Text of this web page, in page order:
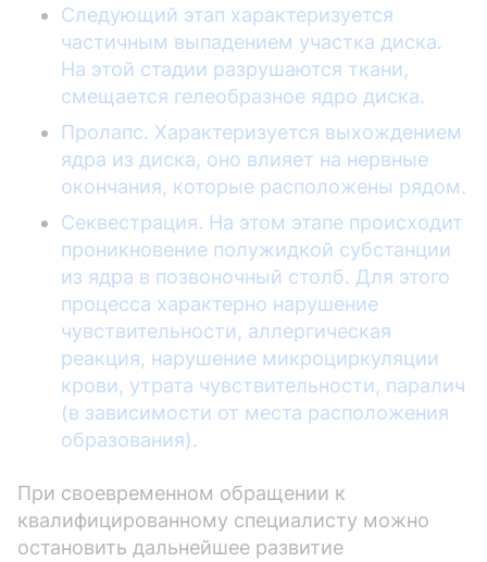
Следующий этап характеризуется
частичным выпадением участка диска.
На этой стадии разрушаются ткани,
смещается гелеобразное ядро диска.
Пролапс. Характеризуется выхождением
ядра из диска, оно влияет на нервные
окончания, которые расположены рядом.
Секвестрация. На этом этапе происходит
проникновение полужидкой субстанции
из ядра в позвоночный столб. Для этого
процесса характерно нарушение
чувствительности, аллергическая
реакция, нарушение микроциркуляции
крови, утрата чувствительности, паралич
(в зависимости от места расположения
образования).
При своевременном обращении к
квалифицированному специалисту можно
остановить дальнейшее развитие